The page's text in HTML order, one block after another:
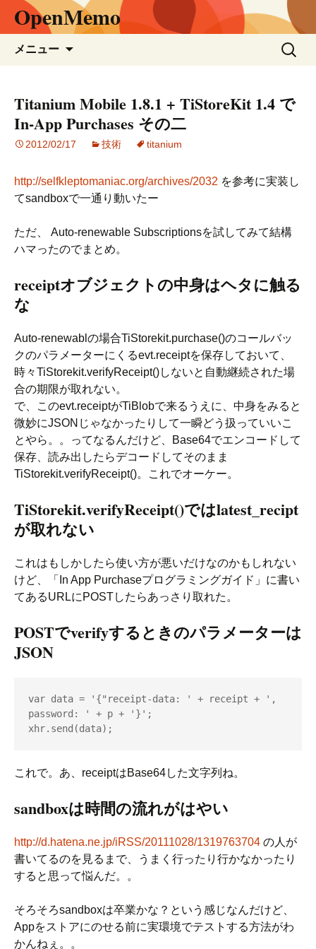
OpenMemo
メニュー
ツ
へ
ス
ッ
プ
検
索:
Titanium Mobile 1.8.1 + TiStoreKit 1.4 で
In-App Purchases その二
2012/02/17 技術 titanium
http://selfkleptomaniac.org/archives/2032 を参考に実装し
てsandboxで一通り動いたー
ただ、 Auto-renewable Subscriptionsを試してみて結構
ハマったのでまとめ。
receiptオブジェクトの中身はヘタに触る
な
Auto-renewablの場合TiStorekit.purchase()のコールバッ
クのパラメーターにくるevt.receiptを保存しておいて、
時々TiStorekit.verifyReceipt()しないと自動継続された場
合の期限が取れない。
で、このevt.receiptがTiBlobで来るうえに、中身をみると
微妙にJSONじゃなかったりして一瞬どう扱っていいこ
とやら。。ってなるんだけど、Base64でエンコードして
保存、読み出したらデコードしてそのまま
TiStorekit.verifyReceipt()。これでオーケー。
TiStorekit.verifyReceipt()ではlatest_recipt
が取れない
これはもしかしたら使い方が悪いだけなのかもしれない
けど、「In App Purchaseプログラミングガイド」に書い
てあるURLにPOSTしたらあっさり取れた。
POSTでverifyするときのパラメーターは
JSON
var data = '{"receipt-data: ' + receipt + ',
password: ' + p + '}';
xhr.send(data);
これで。あ、receiptはBase64した文字列ね。
sandboxは時間の流れがはやい
http://d.hatena.ne.jp/iRSS/20111028/1319763704 の人が
書いてるのを見るまで、うまく行ったり行かなかったり
すると思って悩んだ。。
そろそろsandboxは卒業かな？という感じなんだけど、
Appをストアにのせる前に実環境でテストする方法がわ
かんねぇ。。